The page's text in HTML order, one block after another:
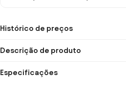
Histórico de preços
Descrição de produto
Especificações